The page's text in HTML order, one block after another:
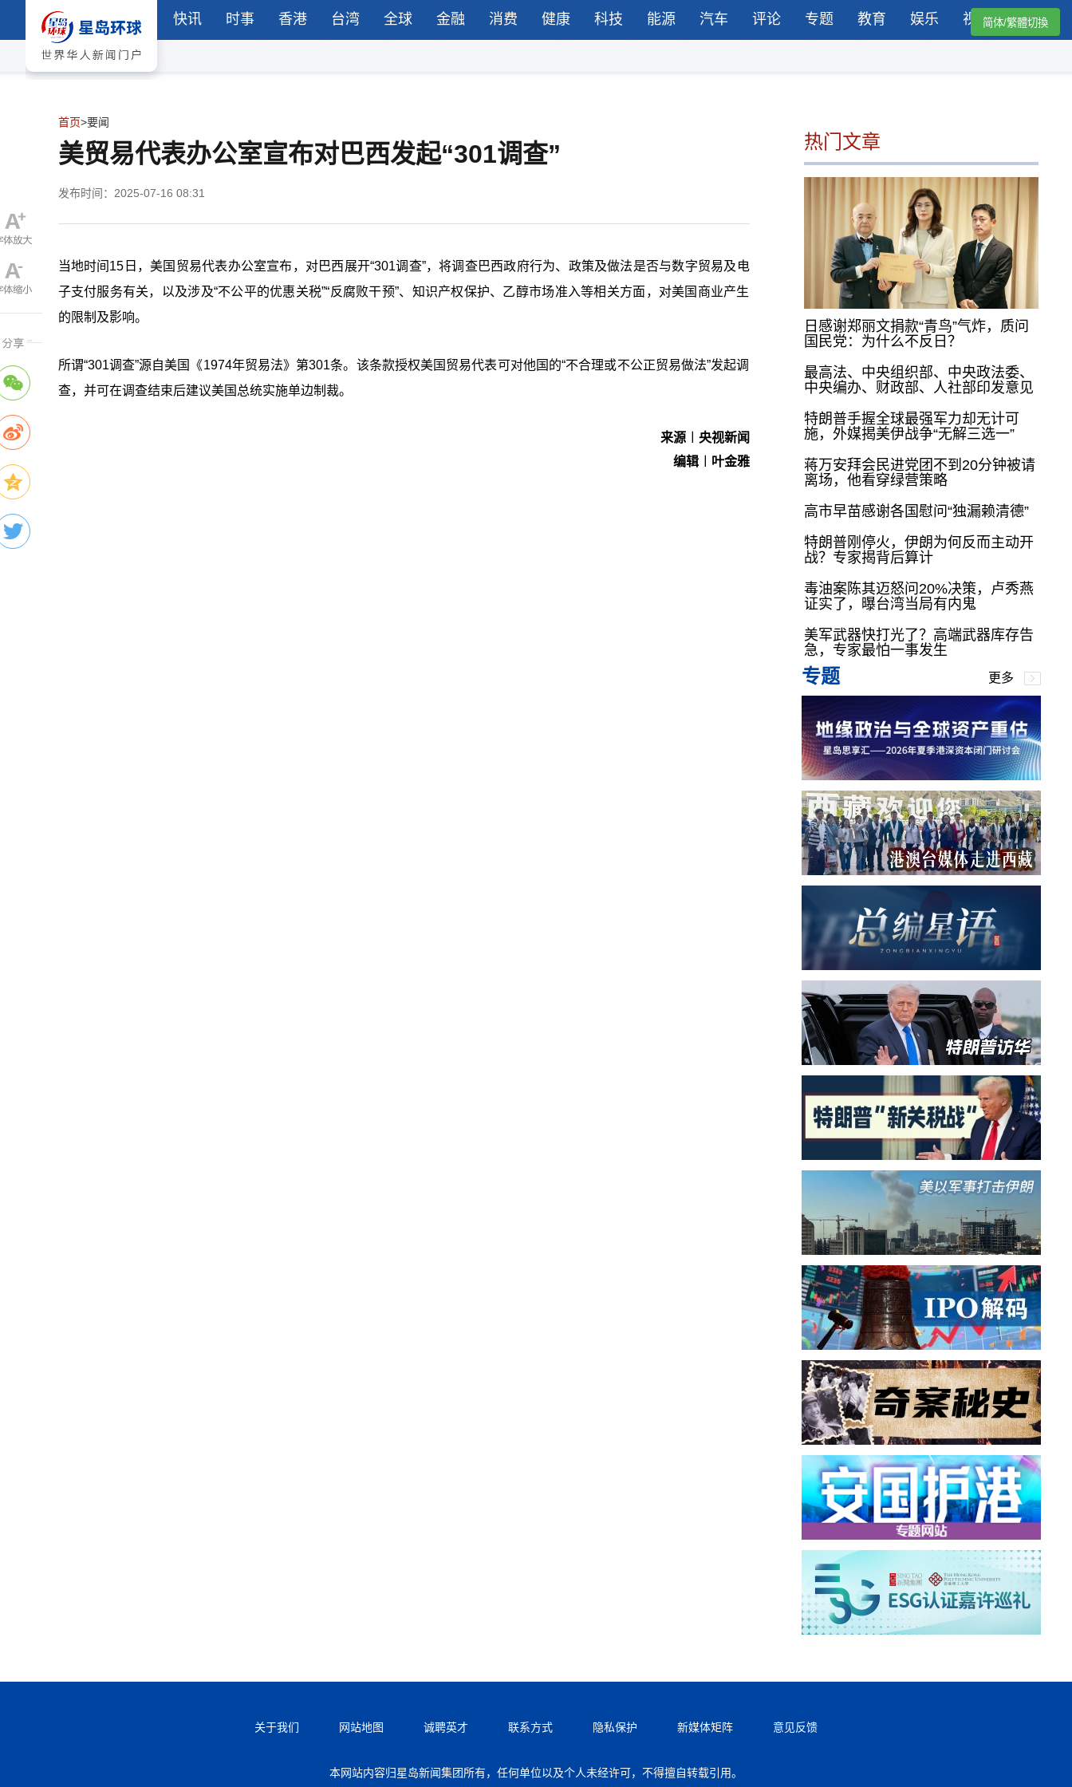
快讯 时事 香港 台湾 全球 金融 消费 健康 科技 能源 汽车 评论 专题 教育 娱乐 视频简体/繁體切換
首页>要闻
美贸易代表办公室宣布对巴西发起“301调查”
发布时间：2025-07-16 08:31
当地时间15日，美国贸易代表办公室宣布，对巴西展开“301调查”，将调查巴西政府行为、政策及做法是否与数字贸易及电
子支付服务有关，以及涉及“不公平的优惠关税”“反腐败干预”、知识产权保护、乙醇市场准入等相关方面，对美国商业产生
的限制及影响。
所谓“301调查”源自美国《1974年贸易法》第301条。该条款授权美国贸易代表可对他国的“不合理或不公正贸易做法”发起调
查，并可在调查结束后建议美国总统实施单边制裁。
来源︱央视新闻
编辑︱叶金雅
热门文章
日感谢郑丽文捐款“青鸟”气炸，质问
国民党：为什么不反日？
最高法、中央组织部、中央政法委、
中央编办、财政部、人社部印发意见
特朗普手握全球最强军力却无计可
施，外媒揭美伊战争“无解三选一”
蒋万安拜会民进党团不到20分钟被请
离场，他看穿绿营策略
高市早苗感谢各国慰问“独漏赖清德”
特朗普刚停火，伊朗为何反而主动开
战？专家揭背后算计
毒油案陈其迈怒问20%决策，卢秀燕
证实了，曝台湾当局有内鬼
美军武器快打光了？高端武器库存告
急，专家最怕一事发生
专题 更多
关于我们 网站地图 诚聘英才 联系方式 隐私保护 新媒体矩阵 意见反馈
本网站内容归星岛新闻集团所有，任何单位以及个人未经许可，不得擅自转载引用。